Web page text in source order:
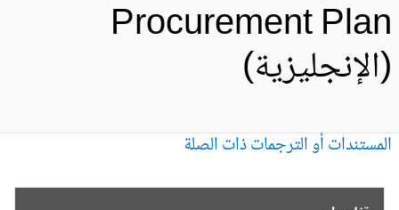
Procurement
أو الترجمات ذات الصلة